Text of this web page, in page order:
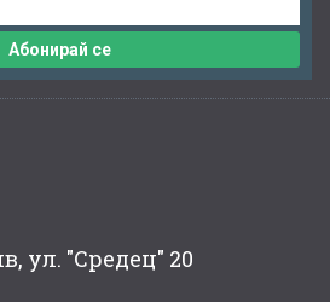
Абонирай се
ул. "Средец" 20